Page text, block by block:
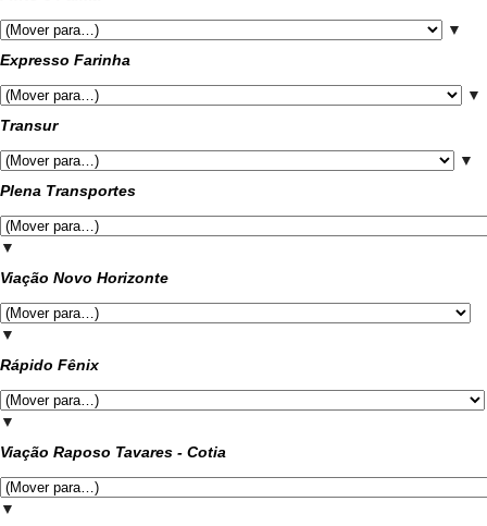
▼
Expresso Farinha
▼
Transur
▼
Plena Transportes
▼
Viação Novo Horizonte
▼
Rápido Fênix
▼
Viação Raposo Tavares - Cotia
▼